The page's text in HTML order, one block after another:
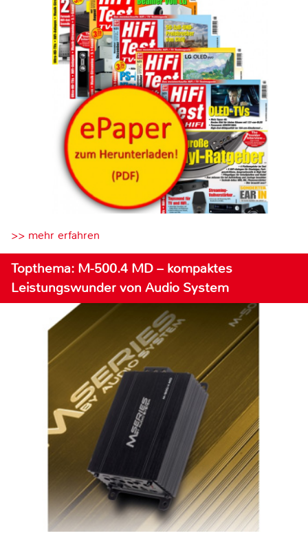
>> mehr erfahren
Topthema: M-500.4 MD – kompaktes
Leistungswunder von Audio System